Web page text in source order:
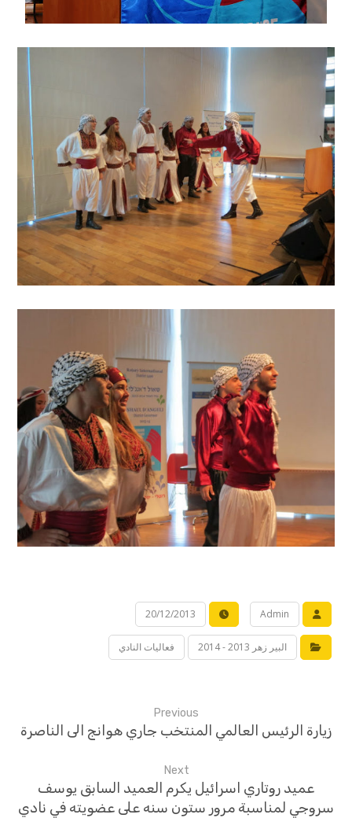
Admin
20/12/2013
البير زهر 2013 - 2014 فعاليات النادي
Previous
زيارة الرئيس العالمي المنتخب جاري هوانج الى الناصرة
Next
عميد روتاري اسرائيل يكرم العميد السابق يوسف
سروجي لمناسبة مرور ستون سنه على عضويته في نادي